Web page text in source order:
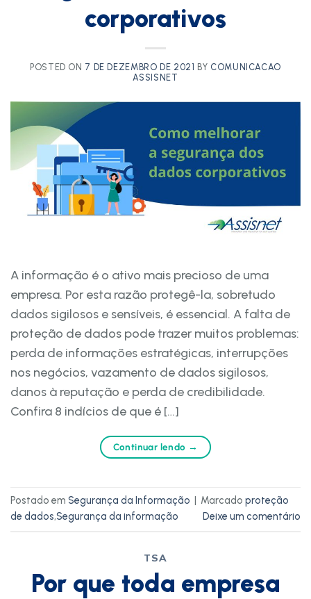
corporativos
POSTED ON 7 DE DEZEMBRO DE 2021 BY COMUNICACAO
ASSISNET
A informação é o ativo mais precioso de uma
empresa. Por esta razão protegê-la, sobretudo
dados sigilosos e sensíveis, é essencial. A falta de
proteção de dados pode trazer muitos problemas:
perda de informações estratégicas, interrupções
nos negócios, vazamento de dados sigilosos,
danos à reputação e perda de credibilidade.
Confira 8 indícios de que é […]
Continuar lendo →
Postado em Segurança da Informação | Marcado proteção
de dados,Segurança da informação Deixe um comentário
TSA
Por que toda empresa